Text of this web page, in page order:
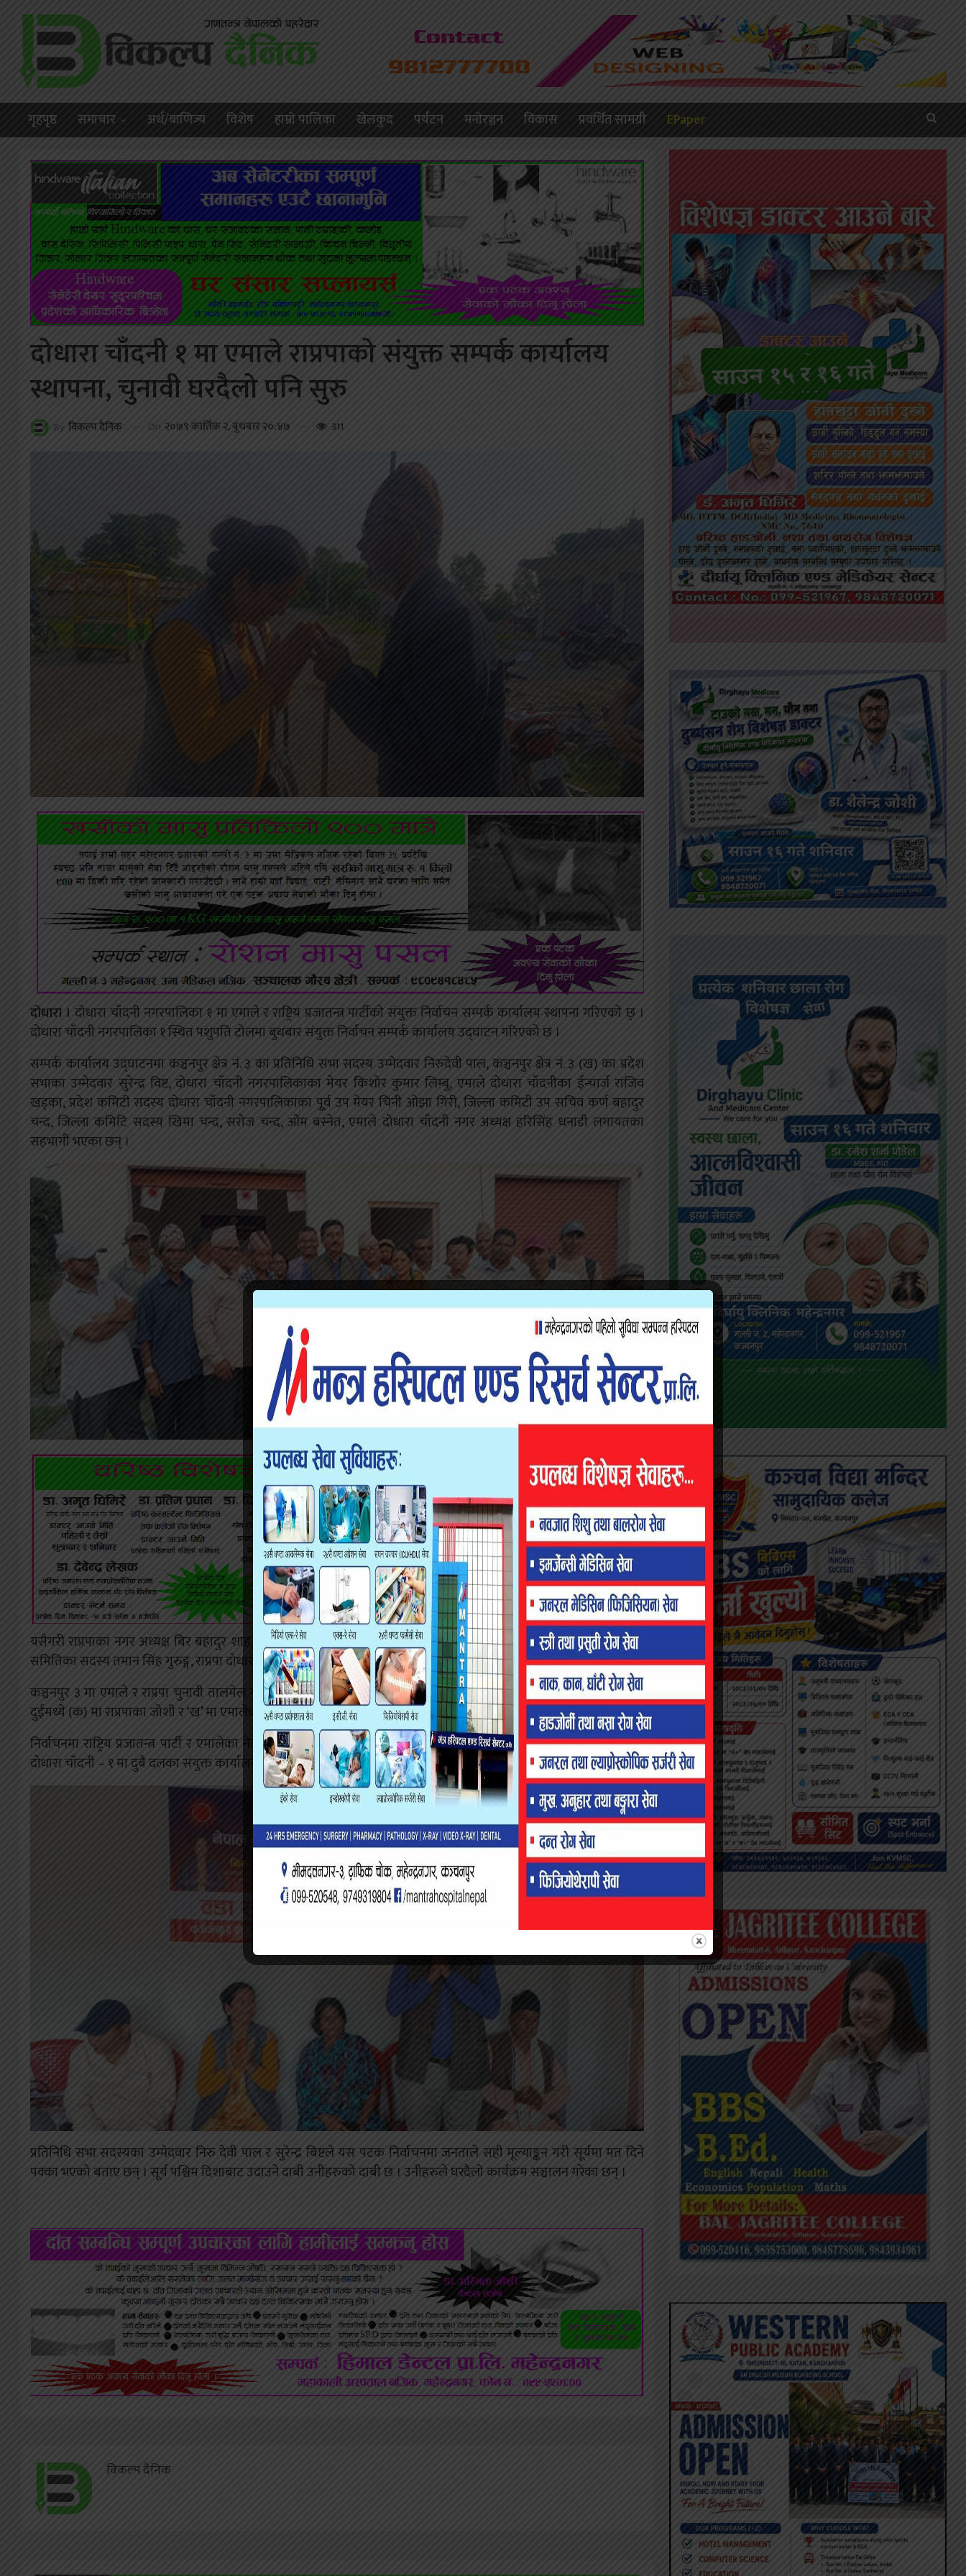
गृहपृष्ठ समाचार अर्थ/बाणिज्य विशेष हाम्राे पालिका खेलकुद पर्यटन मनाेरञ्जन विकास प्रवर्धित सामग्री EPaper
दोधारा चाँदनी १ मा एमाले राप्रपाको संयुक्त सम्पर्क कार्यालय
स्थापना, चुनावी घरदैलो पनि सुरु
By विकल्प दैनिक On २०७९ कार्तिक २, बुधबार २०:४७ 311
दोधारा । दोधारा चाँदनी नगरपालिका १ मा एमाले र राष्ट्रिय प्रजातन्त्र पार्टीको संयुक्त निर्वाचन सम्पर्क कार्यालय स्थापना गरिएको छ् ।
दोधारा चाँदनी नगरपालिका १ स्थित पशुपति टोलमा बुधबार संयुक्त निर्वाचन सम्पर्क कार्यालय उद्घाटन गरिएको छ ।
सम्पर्क कार्यालय उद्घाटनमा कञ्चनपुर क्षेत्र नं. ३ का प्रतिनिधि सभा सदस्य उम्मेदवार निरुदेवी पाल, कञ्चनपुर क्षेत्र नं. ३ (ख) का प्रदेश
सभाका उम्मेदवार सुरेन्द्र विष्ट, दोधारा चाँदनी नगरपालिकाका मेयर किशोर कुमार लिम्बु, एमाले दोधारा चाँदनीका ईन्चार्ज राजिव
खड्का, प्रदेश कमिटी सदस्य दोधारा चाँदनी नगरपालिकाका पुूर्व उप मेयर चिनी ओझा गिरी, जिल्ला कमिटी उप सचिव कर्ण बहादुर
चन्द, जिल्ला कमिटि सदस्य खिमा चन्द, सरोज चन्द, ओंम बस्नेत, एमाले दोधारा चाँदनी नगर अध्यक्ष हरिसिंह धनाडी लगायतका
सहभागी भएका छन् ।
यसैगरी राप्रपाका नगर अध्यक्ष बिर बहादुर शाह, दोधारा चाँदनी नगरपालिका १ का वडा अध्यक्ष बिक्रम चन्द, राप्रपा सुदूरपश्चिम प्रदेश
समितिका सदस्य तमान सिंह गुरुङ्ग, राप्रपा दोधारा चाँदनी नगर सदस्य देब दत्त भट्ट, प्रमानन्द भट्ट लगायतका सहभागी भएका छन् ।
कञ्चनपुर ३ मा एमाले र राप्रपा चुनावी तालमेल गरी चुनावी मैदानमा गएका छन् । प्रतिनिधि सभा सदस्यमा एमालेका पाल र प्रदेशका
दुईमध्ये (क) मा राप्रपाका जोशी र ‘ख’ मा एमालेका विष्ट उम्मेदवार छन् ।
निर्वाचनमा राष्ट्रिय प्रजातन्त्र पार्टी र एमालेका नेता कार्यकर्ता निर्वाचनमा एक ढिक्का भएका प्रचारप्रसार लाग्ने प्रतिबद्ध भएका छन् ।
दोधारा चाँदनी – १ मा दुबै दलका संयुक्त कार्यालय खोलिएसंगै चुनावी गतिविधि बढ्ने आशा गरेका छन ।
प्रतिनिधि सभा सदस्यका उम्मेदवार निरु देवी पाल र सुरेन्द्र बिष्टले यस पटक निर्वाचनमा जनताले सही मूल्याङ्कन गरी सूर्यमा मत दिने
पक्का भएको बताए छन् । सूर्य पश्चिम दिशाबाट उदाउने दाबी उनीहरुको दाबी छ । उनीहरुले घरदैलो कार्यक्रम सञ्चालन गरेका छन् ।
विकल्प दैनिक